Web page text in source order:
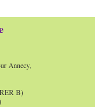
Annecy,
B)